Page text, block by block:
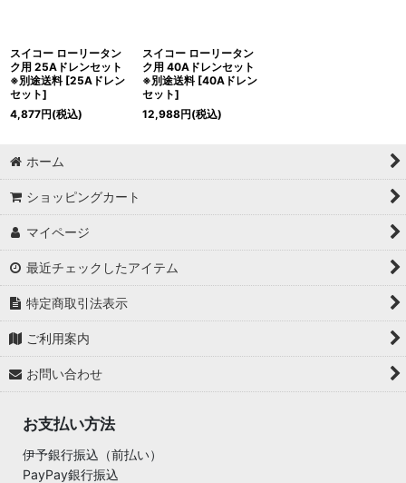
スイコー ローリータン
ク用 25Aドレンセット
※別途送料 [25Aドレン
セット]
4,877円(税込)
スイコー ローリータン
ク用 40Aドレンセット
※別途送料 [40Aドレン
セット]
12,988円(税込)
ホーム
ショッピングカート
マイページ
最近チェックしたアイテム
特定商取引法表示
ご利用案内
お問い合わせ
お支払い方法
伊予銀行振込（前払い）
PayPay銀行振込